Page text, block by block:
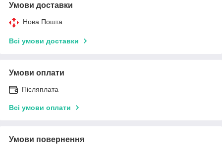
Умови доставки
Нова Пошта
Всі умови доставки
Умови оплати
Післяплата
Всі умови оплати
Умови повернення